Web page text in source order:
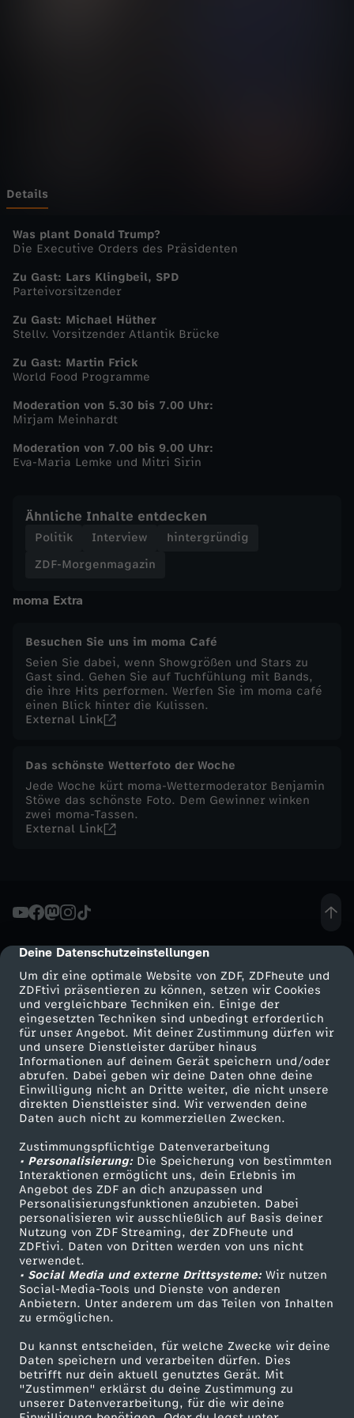
cmp-dialog-description
Deine Datenschutzeinstellungen
Um dir eine optimale Website von ZDF, ZDFheute und
ZDFtivi präsentieren zu können, setzen wir Cookies
und vergleichbare Techniken ein. Einige der
eingesetzten Techniken sind unbedingt erforderlich
für unser Angebot. Mit deiner Zustimmung dürfen wir
und unsere Dienstleister darüber hinaus
Informationen auf deinem Gerät speichern und/oder
abrufen. Dabei geben wir deine Daten ohne deine
Einwilligung nicht an Dritte weiter, die nicht unsere
direkten Dienstleister sind. Wir verwenden deine
Daten auch nicht zu kommerziellen Zwecken.
Zustimmungspflichtige Datenverarbeitung
• Personalisierung:Die Speicherung von bestimmten
Interaktionen ermöglicht uns, dein Erlebnis im
Angebot des ZDF an dich anzupassen und
Personalisierungsfunktionen anzubieten. Dabei
personalisieren wir ausschließlich auf Basis deiner
Nutzung von ZDF Streaming, der ZDFheute und
ZDFtivi. Daten von Dritten werden von uns nicht
verwendet.
• Social Media und externe Drittsysteme:Wir nutzen
Social-Media-Tools und Dienste von anderen
Anbietern. Unter anderem um das Teilen von Inhalten
zu ermöglichen.
Du kannst entscheiden, für welche Zwecke wir deine
Daten speichern und verarbeiten dürfen. Dies
betrifft nur dein aktuell genutztes Gerät. Mit
"Zustimmen" erklärst du deine Zustimmung zu
unserer Datenverarbeitung, für die wir deine
g
a
z
i
-
Z
D
-
r
g
e
n
m
a
z
i
n
v
o
m
2
1
.
J
a
n
Details
Was plant Donald Trump?
Die Executive Orders des Präsidenten
Zu Gast: Lars Klingbeil, SPD
Parteivorsitzender
Zu Gast: Michael Hüther
Stellv. Vorsitzender Atlantik Brücke
Zu Gast: Martin Frick
World Food Programme
Moderation von 5.30 bis 7.00 Uhr:
Mirjam Meinhardt
Moderation von 7.00 bis 9.00 Uhr:
Eva-Maria Lemke und Mitri Sirin
Ähnliche Inhalte entdecken
Politik Interview
hintergründig
ZDF-Morgenmagazin
moma Extra
Besuchen Sie uns im moma Café
Seien Sie dabei, wenn Showgrößen und Stars zu
Gast sind. Gehen Sie auf Tuchfühlung mit Bands,
die ihre Hits performen. Werfen Sie im moma café
einen Blick hinter die Kulissen.
External Link
Das schönste Wetterfoto der Woche
Jede Woche kürt moma-Wettermoderator Benjamin
Stöwe das schönste Foto. Dem Gewinner winken
zwei moma-Tassen.
External Link
Mehr ZDF
ZDF-Apps
Smart TV
ZDFtext
Livestreams
Sendungen A-Z
TV-Programm
Service
ZDFmitreden
Kontakt zum ZDF
Tickets
Zuschauerservice
Hilfe
ZDF Unternehmen
Karriere
ZDF goes Schule
Werbefernsehen
Mainzelmännchen